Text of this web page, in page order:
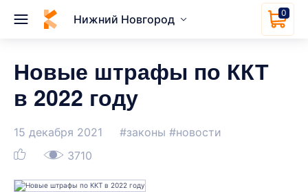
Нижний Новгород 0
Новые штрафы по ККТ
в 2022 году
15 декабря 2021 #законы #новости
3710